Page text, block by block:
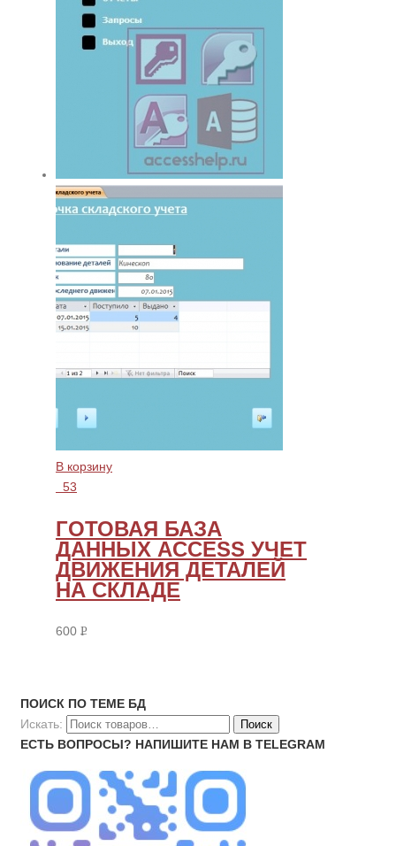
В корзину
53
ГОТОВАЯ БАЗА
ДАННЫХ ACCESS УЧЕТ
ДВИЖЕНИЯ ДЕТАЛЕЙ
НА СКЛАДЕ
600 Р
ПОИСК ПО ТЕМЕ БД
Искать:
ЕСТЬ ВОПРОСЫ? НАПИШИТЕ НАМ В TELEGRAM